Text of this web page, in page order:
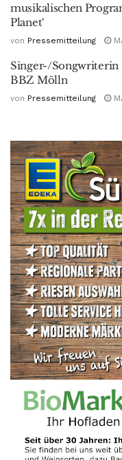
musikalischen
Planet‘
von Pressemitteilung
Singer-/
BBZ Mölln
von Pressemitteilung